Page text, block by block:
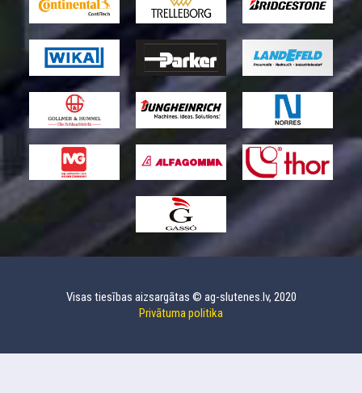
Visas tiesības aizsargātas © ag-slutenes.lv, 2020
Privātuma politika